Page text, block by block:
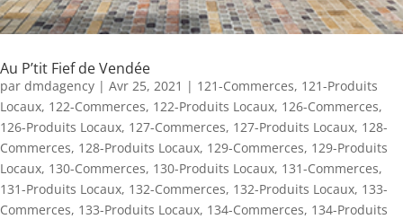
Au P’tit Fief de Vendée
par dmdagency | Avr 25, 2021 | 121-Commerces, 121-Produits
Locaux, 122-Commerces, 122-Produits Locaux, 126-Commerces,
126-Produits Locaux, 127-Commerces, 127-Produits Locaux, 128-
Commerces, 128-Produits Locaux, 129-Commerces, 129-Produits
Locaux, 130-Commerces, 130-Produits Locaux, 131-Commerces,
131-Produits Locaux, 132-Commerces, 132-Produits Locaux, 133-
Commerces, 133-Produits Locaux, 134-Commerces, 134-Produits